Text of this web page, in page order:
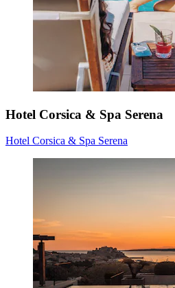
Hotel Corsica & Spa Serena
Hotel Corsica & Spa Serena